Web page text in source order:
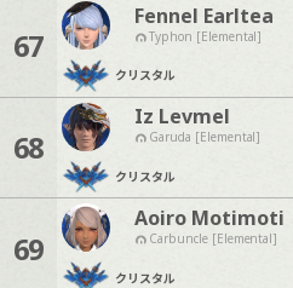
67
Fennel Earltea
Typhon [Elemental]
クリスタル
68
Iz Levmel
Garuda [Elemental]
クリスタル
69
Aoiro Motimoti
Carbuncle [Elemental]
クリスタル